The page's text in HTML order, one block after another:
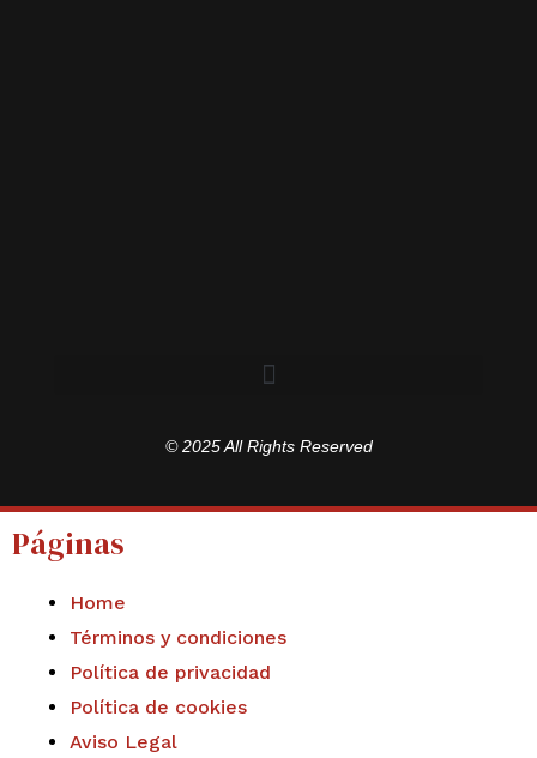
© 2025 All Rights Reserved
Páginas
Home
Términos y condiciones
Política de privacidad
Política de cookies
Aviso Legal